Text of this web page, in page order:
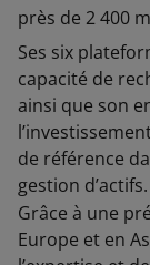
près de 2 400
Ses six
capacité de
ainsi que son
de référence
gestion d’actifs.
Grâce à une
Europe et en